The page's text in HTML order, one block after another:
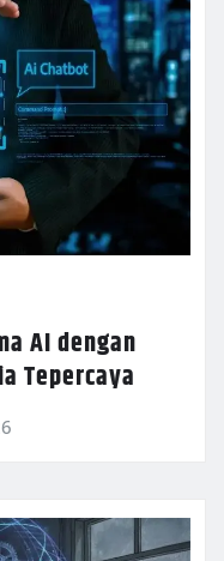
AI dengan
Tepercaya